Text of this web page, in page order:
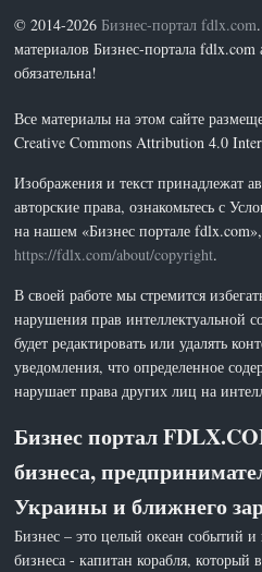
© 2014-2026Бизнес-портал fdlx.com
материалов Бизнес-портала fdlx.com
обязательна!
Все материалы на этом сайте
Creative Commons Attribution 4.0
Изображения и текст принадлежат
авторские права, ознакомьтесь с
на нашем «Бизнес портале
https://fdlx.com/about/copyright.
В своей работе мы стремится
нарушения прав интеллектуальной
будет редактировать или удалять
уведомления, что определенное
нарушает права других лиц на
Бизнес портал
бизнеса,
Украины и ближнего
Бизнес – это целый океан событий
бизнеса - капитан корабля, который